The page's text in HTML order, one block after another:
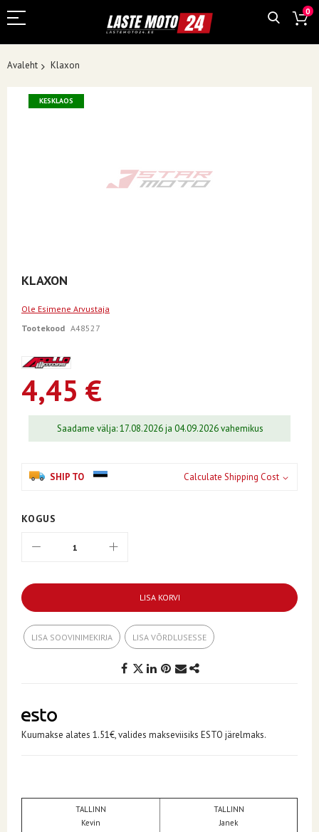
0
Avaleht Klaxon
Skip
KESKLAOS
Skip
to
beginning
of
gallery
KLAXON
Ole Esimene Arvustaja
Tootekood A48527
4,45 €
Saadame välja: 17.08.2026 ja 04.09.2026 vahemikus
SHIP TO Calculate Shipping Cost
KOGUS
LISA KORVI
LISA SOOVINIMEKIRJA LISA VÕRDLUSESSE
Kuumakse alates 1.51€, valides makseviisiks ESTO järelmaks.
TALLINN
Kevin
TALLINN
Janek